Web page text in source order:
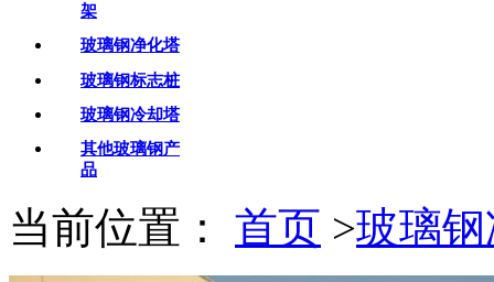
架
玻璃钢净化塔
玻璃钢标志桩
玻璃钢冷却塔
其他玻璃钢产
品
当前位置： 首页 >玻璃